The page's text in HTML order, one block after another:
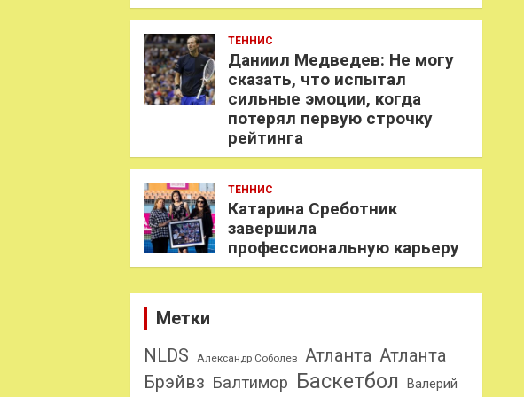
ТЕННИС
Даниил Медведев: Не могу
сказать, что испытал
сильные эмоции, когда
потерял первую строчку
рейтинга
ТЕННИС
Катарина Среботник
завершила
профессиональную карьеру
Метки
NLDS
Александр Соболев Атланта Атланта
Брэйвз Балтимор Баскетбол
Валерий